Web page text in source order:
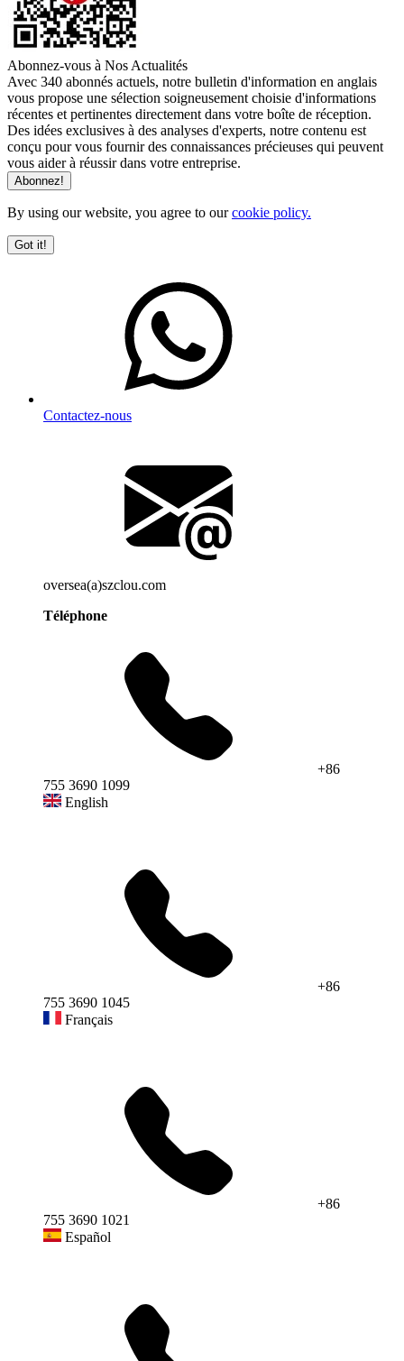
Abonnez-vous à Nos Actualités
Avec 340 abonnés actuels, notre bulletin d'information en anglais
vous propose une sélection soigneusement choisie d'informations
récentes et pertinentes directement dans votre boîte de réception.
Des idées exclusives à des analyses d'experts, notre contenu est
conçu pour vous fournir des connaissances précieuses qui peuvent
vous aider à réussir dans votre entreprise.
By using our website, you agree to ourcookie policy.
Got it!
Contactez-nous
oversea(a)szclou.com
Téléphone
+86
755 3690 1099
English
+86
755 3690 1045
Français
+86
755 3690 1021
Español